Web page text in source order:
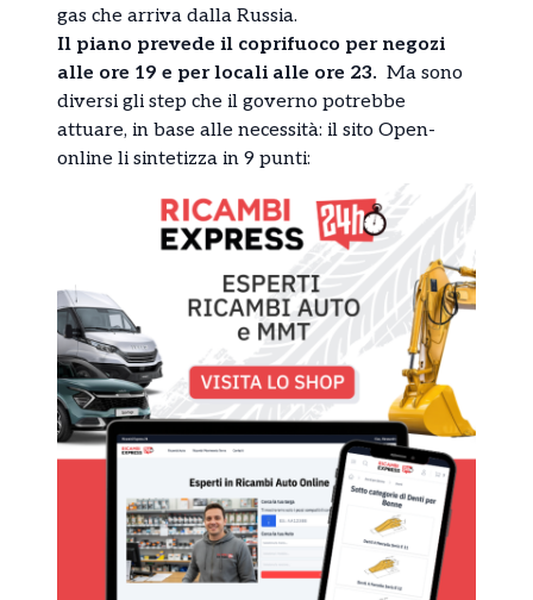
gas che arriva dalla Russia.
Il piano prevede il coprifuoco per negozi
alle ore 19 e per locali alle ore 23. Ma sono
diversi gli step che il governo potrebbe
attuare, in base alle necessità: il sito Open-
online li sintetizza in 9 punti: